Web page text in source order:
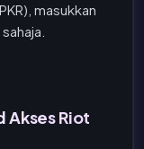
masukkan
Akses Riot